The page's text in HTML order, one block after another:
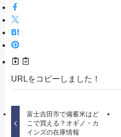
URLをコピーしました！
富士吉田市で備蓄米はど
こで買える？オギノ・カ
インズの在庫情報